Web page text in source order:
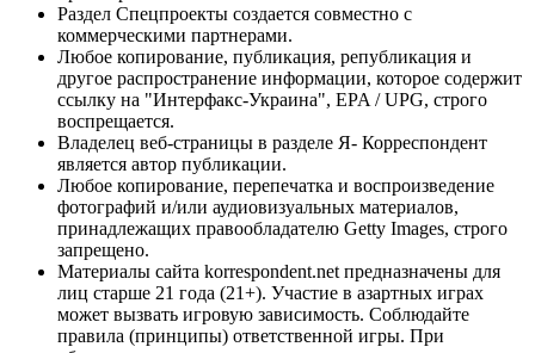
Раздел Спецпроекты создается совместно с
коммерческими партнерами.
Любое копирование, публикация, републикация и
другое распространение информации, которое содержит
ссылку на "Интерфакс-Украина", EPA / UPG, строго
воспрещается.
Владелец веб-страницы в разделе Я- Корреспондент
является автор публикации.
Любое копирование, перепечатка и воспроизведение
фотографий и/или аудиовизуальных материалов,
принадлежащих правообладателю Getty Images, строго
запрещено.
Материалы сайта korrespondent.net предназначены для
лиц старше 21 года (21+). Участие в азартных играх
может вызвать игровую зависимость. Соблюдайте
правила (принципы) ответственной игры. При